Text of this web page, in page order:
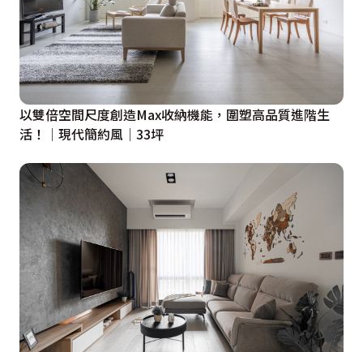
以雙倍空間尺度創造Max收納機能，圍塑高品質進階生
活！│現代簡約風│33坪